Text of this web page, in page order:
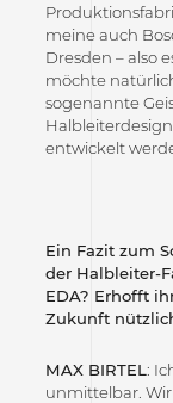
meine auch
Dresden – also
möchte
sogenannte
entwickelt
Ein Fazit zum
der Halbleiter-
EDA? Erhofft
Zukunft
MAX BIRTEL:
unmittelbar.